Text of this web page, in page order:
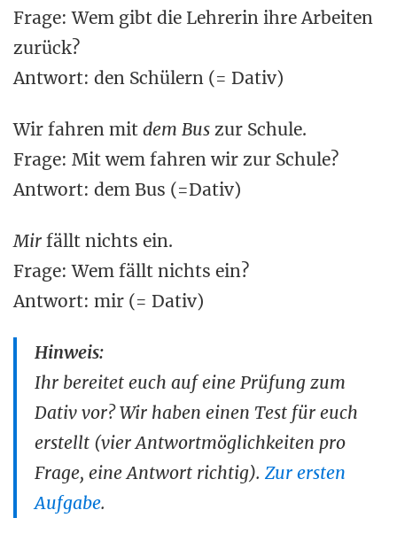
Frage: Wem gibt die Lehrerin ihre Arbeiten
zurück?
Antwort: den Schülern (= Dativ)
Wir fahren mit dem Bus zur Schule.
Frage: Mit wem fahren wir zur Schule?
Antwort: dem Bus (=Dativ)
Mir fällt nichts ein.
Frage: Wem fällt nichts ein?
Antwort: mir (= Dativ)
Hinweis:
Ihr bereitet euch auf eine Prüfung zum
Dativ vor? Wir haben einen Test für euch
erstellt (vier Antwortmöglichkeiten pro
Frage, eine Antwort richtig). Zur ersten
Aufgabe.